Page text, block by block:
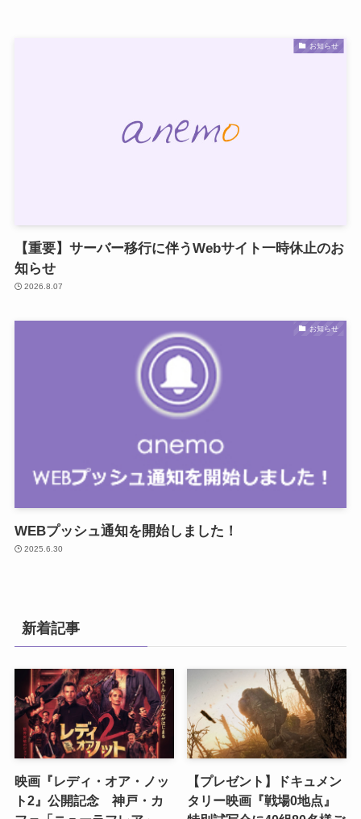
お知らせ
【重要】サーバー移行に伴うWebサイト一時休止のお
知らせ
2026.8.07
お知らせ
WEBプッシュ通知を開始しました！
2025.6.30
新着記事
映画『レディ・オア・ノッ
ト2』公開記念 神戸・カ
【プレゼント】ドキュメン
タリー映画『戦場0地点』